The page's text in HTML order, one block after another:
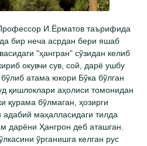
И.Ёрматов таърифида
бир неча асрдан бери яшаб
"ҳангран" сўзидан келиб
окувчи сув, сой, дарё ушбу
атама юкори Бўка бўлган
қишлоклари аҳолиси томонидан
қурама бўлмаган, ҳозирги
адабий маҳалласидаги тилда
дарёни Ҳангрон деб аташган.
ўрганишга келган рус